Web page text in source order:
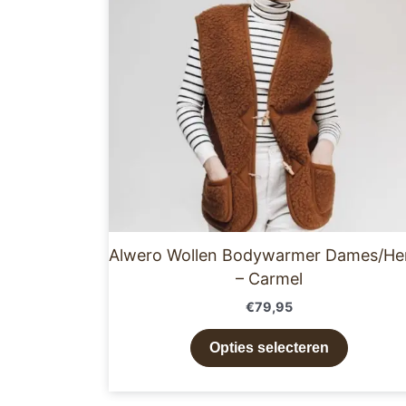
Alwero Wollen Bodywarmer Dames/
– Carmel
€79,95
Opties selecteren